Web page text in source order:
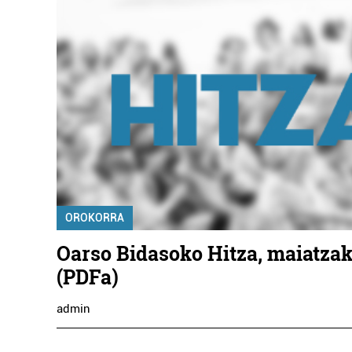
OROKORRA
Oarso Bidasoko Hitza, maiatzak
(PDFa)
admin